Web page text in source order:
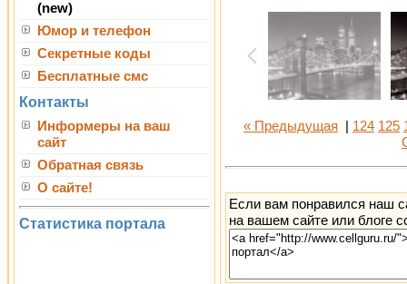
(new)
Юмор и телефон
Секретные коды
Бесплатные смс
Контакты
Информеры на ваш
сайт
Обратная связь
О сайте!
Статистика портала
« Предыдущая 124 125
Если вам понравился наш
на вашем сайте или блоге